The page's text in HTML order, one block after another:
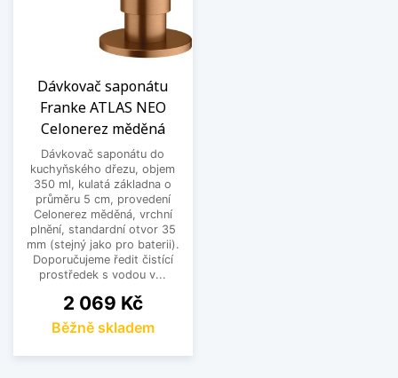
Dávkovač saponátu
Franke ATLAS NEO
Celonerez měděná
Dávkovač saponátu do
kuchyňského dřezu, objem
350 ml, kulatá základna o
průměru 5 cm, provedení
Celonerez měděná, vrchní
plnění, standardní otvor 35
mm (stejný jako pro baterii).
Doporučujeme ředit čistící
prostředek s vodou v...
Cena
2 069 Kč
Běžně skladem